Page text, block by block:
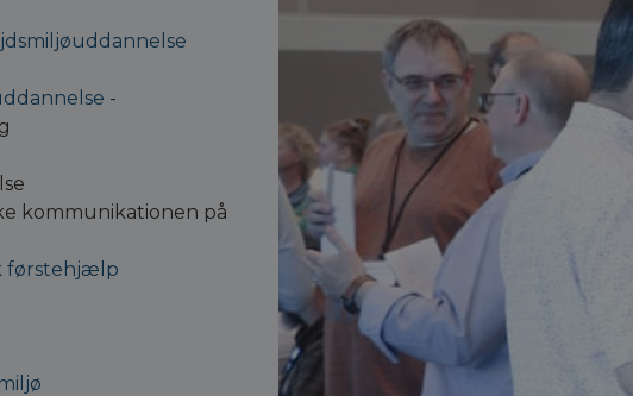
-
kommunikationen på
førstehjælp